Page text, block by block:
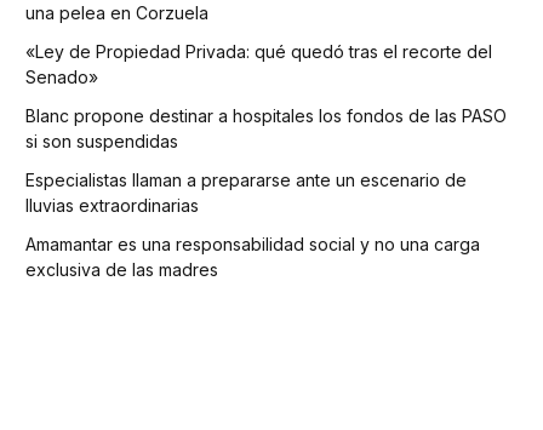
una pelea en Corzuela
«Ley de Propiedad Privada: qué quedó tras el recorte del
Senado»
Blanc propone destinar a hospitales los fondos de las PASO
si son suspendidas
Especialistas llaman a prepararse ante un escenario de
lluvias extraordinarias
Amamantar es una responsabilidad social y no una carga
exclusiva de las madres